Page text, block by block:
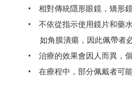
• 相對傳統隱形眼鏡，矯形
• 不依從指示使用鏡片和藥
如角膜潰瘍，因此佩帶者
• 治療的效果會因人而異，
• 在療程中，部分佩戴者可